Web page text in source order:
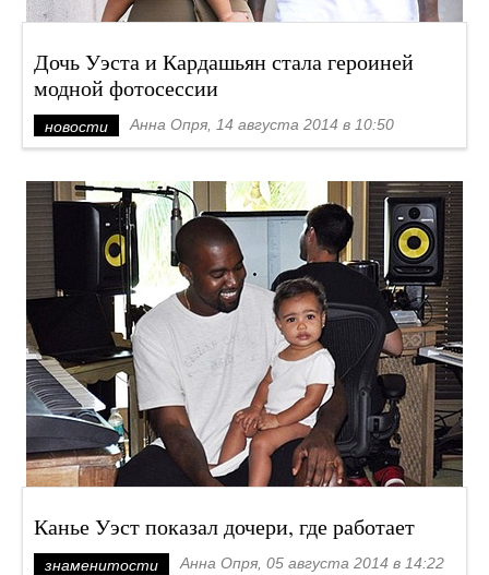
Дочь Уэста и Кардашьян стала героиней
модной фотосессии
новости Анна Опря, 14 августа 2014 в 10:50
Канье Уэст показал дочери, где работает
знаменитости Анна Опря, 05 августа 2014 в 14:22